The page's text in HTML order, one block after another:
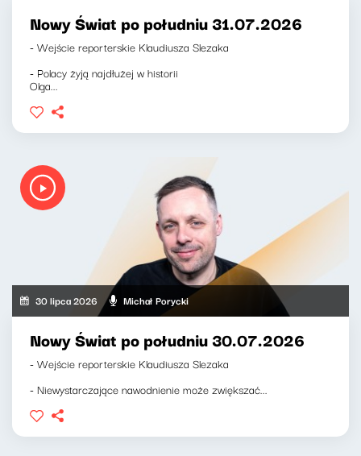
Nowy Świat po południu 31.07.2026
- Wejście reporterskie Klaudiusza Slezaka
- Polacy żyją najdłużej w historii
Olga...
30 lipca 2026 Michał Porycki
Nowy Świat po południu 30.07.2026
- Wejście reporterskie Klaudiusza Slezaka
- Niewystarczające nawodnienie może zwiększać...